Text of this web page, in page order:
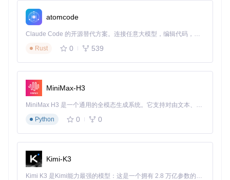
// 发布消息
    std::string message =
"Hello, Shadesmar!";
// 接收消息
auto received_message = subscriber.recv();
    std::cout <<
3. 应用案例和最佳实践
3.1 应用案例
Shadesmar 适用于需要高性能消息传递的场景，例如：
atomcode
Claude Code 的开源替代方案。连接任意大模型，编辑代码，运行命令，自动验证 — 全自动执行。用 Rust 构建，极致性能。 ｜ An open-source alternative to Claude Code. Connect any LLM, edit code, run commands, and verify changes — autonomously. Built in Rust for speed. Get Started
Rust
0 539
MiniMax-H3
MiniMax H3 是一个通用的全模态生成系统。它支持对由文本、图像、视频和音频组成的多模态上下文进行统一理解，并能生成分辨率高达 2K、时长可达 15 秒的带原生立体声音频的视频。得益于面向任务泛化的系统设计，H3 在预训练阶段就已具备广泛的多模态上下文理解与生成能力，能够出色地执行复杂的多模态指令。
Python
0 0
Kimi-K3
Kimi K3 是Kimi能力最强的模型：这是一个拥有 2.8 万亿参数的混合专家（MoE）模型，具备原生视觉理解能力，并支持 100 万 token 的上下文窗口。